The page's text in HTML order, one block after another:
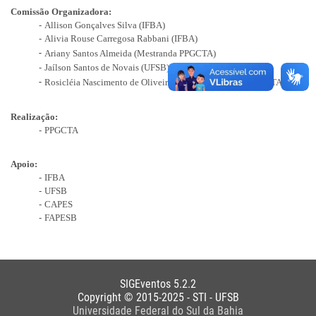
Comissão Organizadora:
Allison Gonçalves Silva (IFBA)
Alivia Rouse Carregosa Rabbani (IFBA)
Ariany Santos Almeida (Mestranda PPGCTA)
Jaílson Santos de Novais (UFSB)
Rosicléia Nascimento de Oliveira Novais (Mestranda PPGCTA)
Realização:
PPGCTA
Apoio:
IFBA
UFSB
CAPES
FAPESB
SIGEventos 5.2.2
Copyright © 2015-2025 - STI - UFSB
Universidade Federal do Sul da Bahia